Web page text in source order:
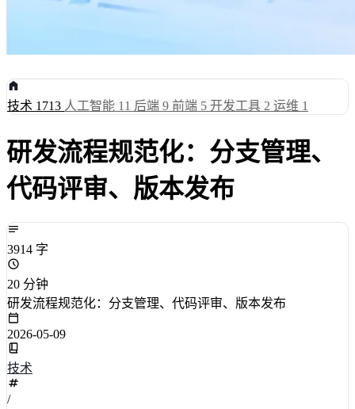
技术 1713 人工智能 11 后端 9 前端 5 开发工具 2 运维 1
研发流程规范化：分支管理、
代码评审、版本发布
3914 字
20 分钟
研发流程规范化：分支管理、代码评审、版本发布
2026-05-09
技术
/